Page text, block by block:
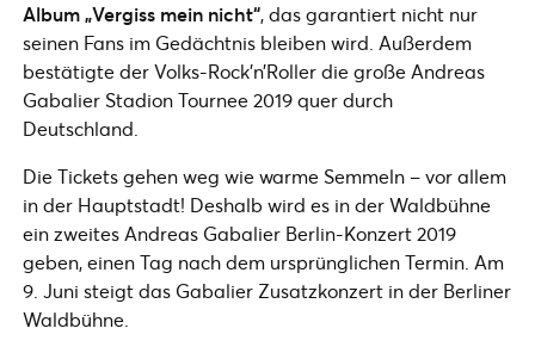
Album „Vergiss mein nicht“, das garantiert nicht nur
seinen Fans im Gedächtnis bleiben wird. Außerdem
bestätigte der Volks-Rock’n’Roller die große Andreas
Gabalier Stadion Tournee 2019 quer durch
Deutschland.
Die Tickets gehen weg wie warme Semmeln – vor allem
in der Hauptstadt! Deshalb wird es in der Waldbühne
ein zweites Andreas Gabalier Berlin-Konzert 2019
geben, einen Tag nach dem ursprünglichen Termin. Am
9. Juni steigt das Gabalier Zusatzkonzert in der Berliner
Waldbühne.